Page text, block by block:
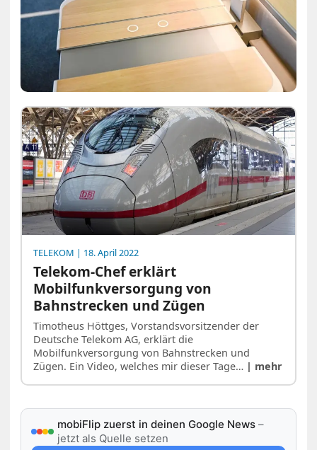
TELEKOM | 18. April 2022
Telekom-Chef erklärt
Mobilfunkversorgung von
Bahnstrecken und Zügen
Timotheus Höttges, Vorstandsvorsitzender der
Deutsche Telekom AG, erklärt die
Mobilfunkversorgung von Bahnstrecken und
Zügen. Ein Video, welches mir dieser Tage… | mehr
mobiFlip zuerst in deinen Google News –
jetzt als Quelle setzen